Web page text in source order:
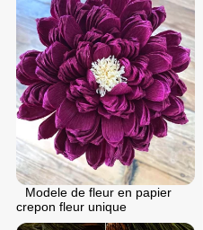
Modele de fleur en papier
crepon fleur unique